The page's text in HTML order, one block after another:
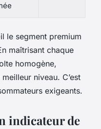
le segment premium
maîtrisant chaque
homogène,
niveau. C’est
exigeants.
indicateur de